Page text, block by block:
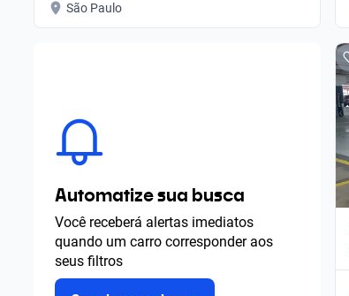
São Paulo
Automatize sua busca
Você receberá alertas imediatos
quando um carro corresponder aos
seus filtros